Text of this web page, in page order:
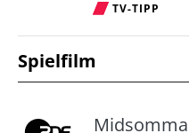
TV-TIPP
Spielfilm